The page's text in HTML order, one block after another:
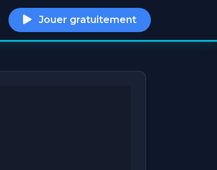
Jouer gratuitement